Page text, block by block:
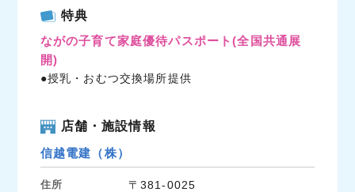
e
b
o
t
t
r
特典
ながの子育て家庭優待パスポート(全国共通展
開)
●授乳・おむつ交換場所提供
店舗・施設情報
信越電建（株）
住所
〒381-0025